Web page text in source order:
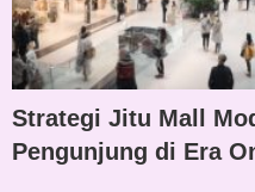
Strategi Jitu Mall
Pengunjung di Era